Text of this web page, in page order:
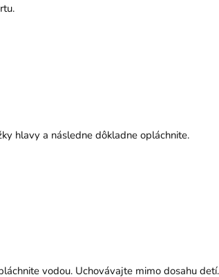
hlavy a následne dôkladne opláchnite.
vodou. Uchovávajte mimo dosahu detí.